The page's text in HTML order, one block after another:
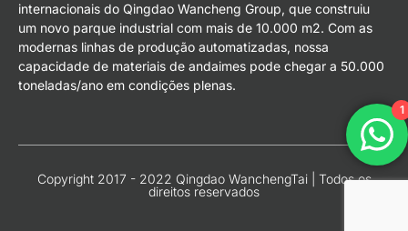
internacionais do Qingdao Wancheng Group, que construiu
um novo parque industrial com mais de 10.000 m2. Com as
modernas linhas de produção automatizadas, nossa
capacidade de materiais de andaimes pode chegar a 50.000
toneladas/ano em condições plenas.
Copyright 2017 - 2022 Qingdao WanchengTai | Todos os
direitos reservados
1